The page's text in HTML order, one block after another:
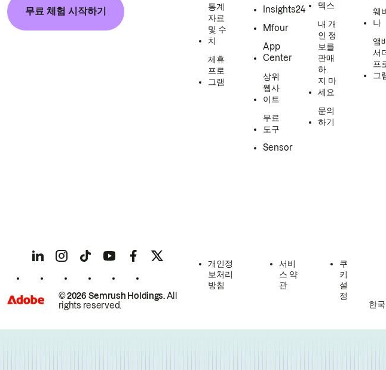
무료 체험 시작하기
통계
자료
및 수
치
제휴
프로
그램
Insights24
Mfour
App
Center
상위
웹사
이트
무료
도구
Sensor
덱스
내 개
인 정
보를
판매
하
지 마
세요
문의
하기
웨
나
앰
서
프
그
© 2026 Semrush Holdings.All
rights reserved.
개인정
보처리
방침
서비
스 약
관
쿠
키
설
정
한